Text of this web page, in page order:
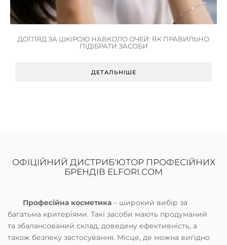
ЯК ПРАВИЛЬНО
ЩО ТАКЕ ПІЛІНГ ДЛЯ ОБЛИЧЧЯ -
ОФІЦІЙНИЙ ДИСТРИБ'ЮТОР ПРОФЕСІЙНИХ
БРЕНДІВ ELFORI.COM
Професійна косметика – широкий вибір за
багатьма критеріями. Такі засоби мають продуманий
та збалансований склад, доведену ефективність, а
також безпеку застосування. Місце, де можна вигідно